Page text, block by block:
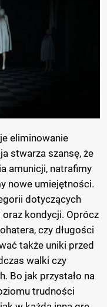
eliminowanie
stwarza szansę, że
amunicji, natrafimy
nowe umiejętności.
dotyczących
oraz kondycji. Oprócz
czy długości
także uniki przed
walki czy
Bo jak przystało na
trudności